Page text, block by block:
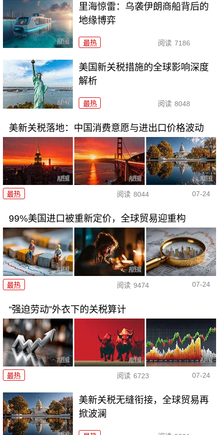
里海惊雷：乌袭伊朗商船背后的
地缘博弈
最热 阅读 7186
美国新关税措施的全球影响深度
解析
最热 阅读 8048
美新关税落地：中国消费意愿与进出口价格波动
最热 阅读 8044 07-24
99%美国进口被重新定价，全球贸易迎重构
最热 阅读 9474 07-24
“强迫劳动”外衣下的关税算计
最热 阅读 6723 07-24
美新关税无缝衔接，全球贸易再
掀波澜